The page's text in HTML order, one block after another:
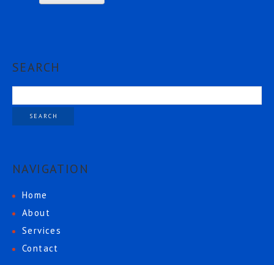
SEARCH
NAVIGATION
Home
About
Services
Contact